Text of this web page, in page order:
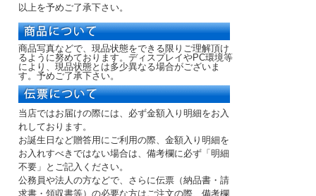
以上を予めご了承下さい。
商品写真などで、現品状態をできる限りご理解頂け
るように努めております。ディスプレイやPC環境等
により、現品状態とは多少異なる場合がございま
す。予めご了承下さい。
当店ではお届けの際には、必ず金額入り明細をお入
れしております。
お誕生日など贈答用にご利用の際、金額入り明細を
お入れすべきではない場合は、備考欄に必ず「明細
不要」とご記入ください。
公務員や法人の方などで、さらに伝票（納品書・請
求書・領収書等）の必要な方はご注文の際、備考欄